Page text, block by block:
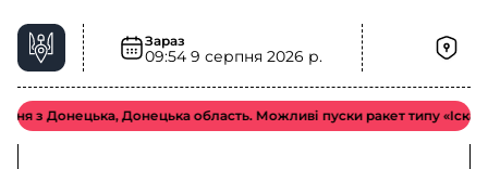
Зараз
09:54 9 серпня 2026 р.
Донецька, Донецька область. Можливі пуски ракет типу